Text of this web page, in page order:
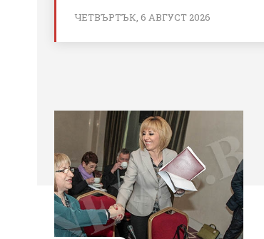
ЧЕТВЪРТЪК, 6 АВГУСТ 2026